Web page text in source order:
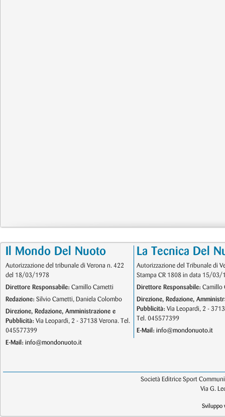
Il Mondo Del Nuoto
Autorizzazione del tribunale di Verona n. 422
del 18/03/1978
Direttore Responsabile: Camillo Cametti
Redazione: Silvio Cametti, Daniela Colombo
Direzione, Redazione, Amministrazione e
Pubblicità: Via Leopardi, 2 - 37138 Verona. Tel.
045577399
E-Mail: info@mondonuoto.it
La Tecnica Del
Autorizzazione del Tribunale di
Stampa CR 1808 in data 15/03/
Direttore Responsabile: Camillo
Direzione, Redazione,
Pubblicità: Via Leopardi, 2 -
Tel. 045577399
E-Mail: info@mondonuoto.it
Società Editrice Sport
Via G.
Sviluppo